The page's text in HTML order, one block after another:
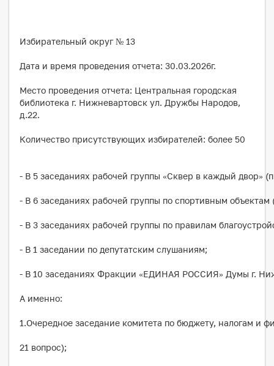
Избирательный округ № 13
Дата и время проведения отчета: 30.03.2026г.
Место проведения отчета: Центральная городская
библиотека г. Нижневартовск ул. Дружбы Народов,
д.22.
Количество присутствующих избирателей: более 50
- В 5 заседаниях рабочей группы «Сквер в каждый двор»
- В 6 заседаниях рабочей группы по спортивным объектам
- В 3 заседаниях рабочей группы по правилам
- В 1 заседании по депутатским слушаниям;
- В 10 заседаниях Фракции «ЕДИНАЯ РОССИЯ» Думы г.
А именно:
1.Очередное заседание комитета по бюджету, налогам и
21 вопрос);